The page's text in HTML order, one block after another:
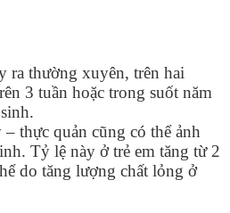
ra thường xuyên, trên hai
3 tuần hoặc trong suốt năm
thực quản cũng có thể ảnh
Tỷ lệ này ở trẻ em tăng từ 2
do tăng lượng chất lỏng ở